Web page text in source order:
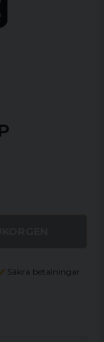
Säkra betalningar